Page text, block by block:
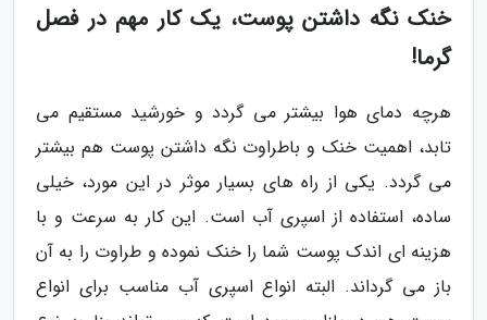
خنک نگه داشتن پوست، یک کار مهم در فصل
گرما!
هرچه دمای هوا بیشتر می گردد و خورشید مستقیم می
تابد، اهمیت خنک و باطراوت نگه داشتن پوست هم بیشتر
می گردد. یکی از راه های بسیار موثر در این مورد، خیلی
ساده، استفاده از اسپری آب است. این کار به سرعت و با
هزینه ای اندک پوست شما را خنک نموده و طراوت را به آن
باز می گرداند. البته انواع اسپری آب مناسب برای انواع